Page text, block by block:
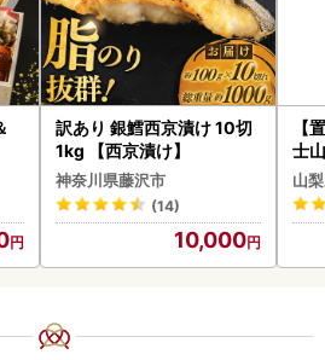
訳あり 銀鱈西京漬け 10切
1kg 【西京漬け】
神奈川県藤沢市
(14)
10,000
【
士
山